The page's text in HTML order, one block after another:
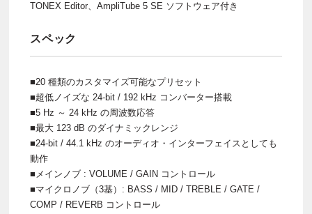
TONEX Editor、AmpliTube 5 SE ソフトウェア付き
スペック
■20 種類のカスタマイズ可能なプリセット
■超低ノイズな 24-bit / 192 kHz コンバーター搭載
■5 Hz ～ 24 kHz の周波数応答
■最大 123 dB のダイナミックレンジ
■24-bit / 44.1 kHz のオーディオ・インターフェイスとしても
動作
■メインノブ : VOLUME / GAIN コントロール
■マイクロノブ（3基）: BASS / MID / TREBLE / GATE /
COMP / REVERB コントロール